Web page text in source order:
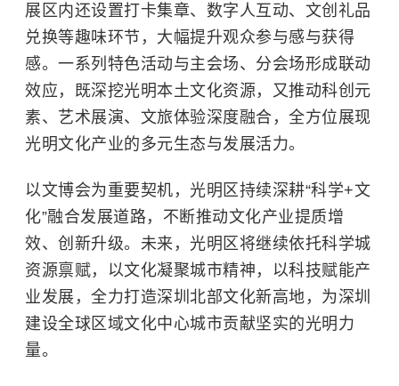
展区内还设置打卡集章、数字人互动、文创礼品
兑换等趣味环节，大幅提升观众参与感与获得
感。一系列特色活动与主会场、分会场形成联动
效应，既深挖光明本土文化资源，又推动科创元
素、艺术展演、文旅体验深度融合，全方位展现
光明文化产业的多元生态与发展活力。
以文博会为重要契机，光明区持续深耕“科学+文
化”融合发展道路，不断推动文化产业提质增
效、创新升级。未来，光明区将继续依托科学城
资源禀赋，以文化凝聚城市精神，以科技赋能产
业发展，全力打造深圳北部文化新高地，为深圳
建设全球区域文化中心城市贡献坚实的光明力
量。